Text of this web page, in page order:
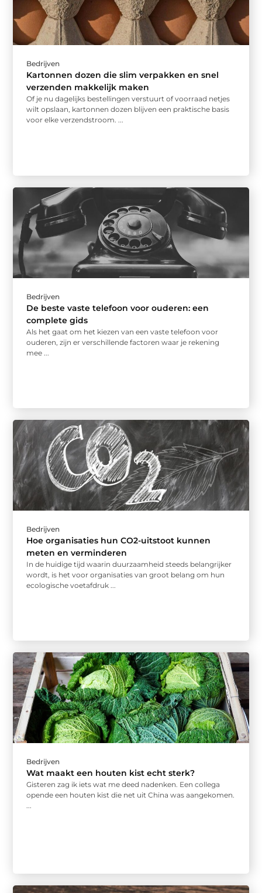
Bedrijven
Kartonnen dozen die slim verpakken en snel
verzenden makkelijk maken
Of je nu dagelijks bestellingen verstuurt of voorraad netjes
wilt opslaan, kartonnen dozen blijven een praktische basis
voor elke verzendstroom. ...
Bedrijven
De beste vaste telefoon voor ouderen: een
complete gids
Als het gaat om het kiezen van een vaste telefoon voor
ouderen, zijn er verschillende factoren waar je rekening
mee ...
Bedrijven
Hoe organisaties hun CO2-uitstoot kunnen
meten en verminderen
In de huidige tijd waarin duurzaamheid steeds belangrijker
wordt, is het voor organisaties van groot belang om hun
ecologische voetafdruk ...
Bedrijven
Wat maakt een houten kist echt sterk?
Gisteren zag ik iets wat me deed nadenken. Een collega
opende een houten kist die net uit China was aangekomen.
...